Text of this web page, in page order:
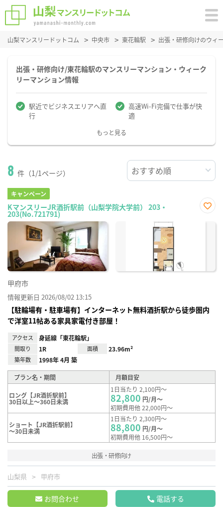
山梨マンスリードットコム 中央市 東花輪駅 出張・研修向けのウィ
出張・研修向け/東花輪駅のマンスリーマンション・ウィーク
リーマンション情報
駅近でビジネスエリアへ直
行
高速Wi-Fi完備で仕事が快
適
もっと見る
8 件（1/1ページ）
キャンペーン
KマンスリーJR酒折駅前（山梨学院大学前） 203・
203(No.721791)
に入
甲府市
情報更新日 2026/08/02 13:15
【駐輪場有・駐車場有】インターネット無料酒折駅から徒歩圏内
で洋室11帖ある家具家電付き部屋！
アクセス 身延線「東花輪駅」
間取り 1R 面積 23.96m²
築年数 1998年 4月 築
プラン名・期間 月額目安
ロング【JR酒折駅前】
30日以上～360日未満
1日当たり 2,100円～
82,800 円/月～
初期費用他 22,000円～
ショート【JR酒折駅前】
～30日未満
1日当たり 2,300円～
88,800 円/月～
初期費用他 16,500円～
出張・研修向け
山梨県 甲府市
お問合わせ 電話する